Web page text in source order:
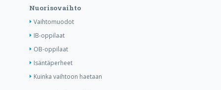
Nuorisovaihto
Vaihtomuodot
IB-oppilaat
OB-oppilaat
Isäntäperheet
Kuinka vaihtoon haetaan